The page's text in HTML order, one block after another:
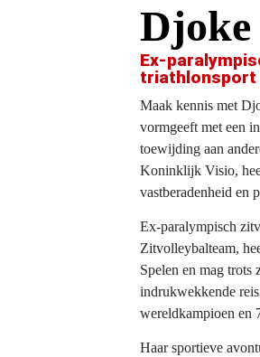
Ex-
triathlonsport
Maak kennismet
vormgeeftmet een
toewijding aan
KoninklijkVisio,
vastberadenheid en
Ex-paralympisch
Zitvolleybalteam,
Spelen en mag
indrukwekkende
wereldkampioen en
Haar sportieve